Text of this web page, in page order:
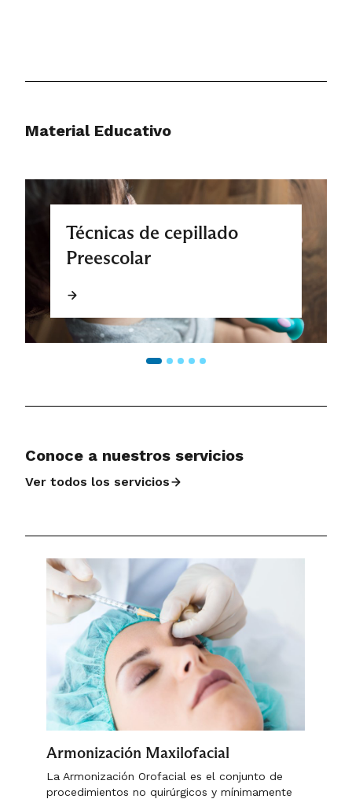
Material Educativo
Técnicas de cepillado
Preescolar
Conoce a nuestros servicios
Ver todos los servicios
Armonización Maxilofacial
La Armonización Orofacial es el conjunto de
procedimientos no quirúrgicos y mínimamente